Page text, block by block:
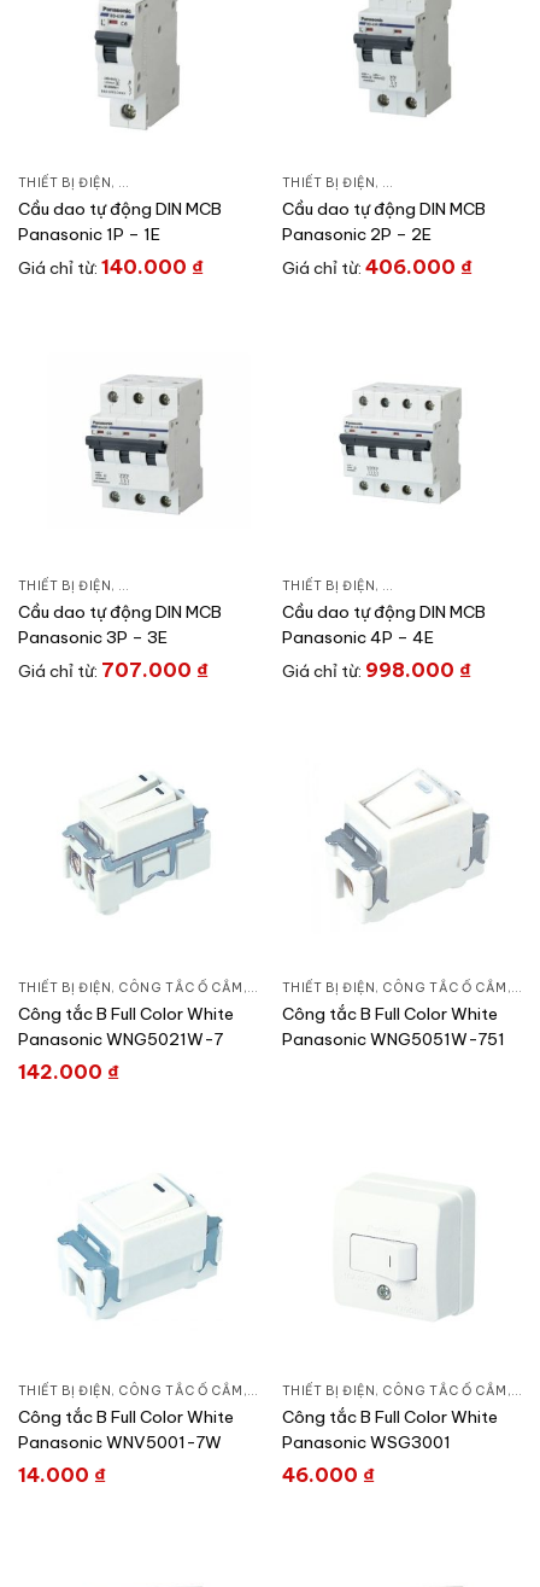
THIẾT BỊ ĐIỆN , CẦU DAO ĐÓNG NGẮT & PHỤ KIỆN ,CẦU DAO TỰ ĐỘNG DIN
Cầu dao tự động DIN MCB
Panasonic 1P – 1E
Giá chỉ từ: 140.000 ₫
THIẾT BỊ ĐIỆN , CẦU DAO ĐÓNG NGẮT
Cầu dao tự động DIN MCB
Panasonic 2P – 2E
Giá chỉ từ: 406.000 ₫
THIẾT BỊ ĐIỆN, CẦU DAO ĐÓNG NGẮT & PHỤ KIỆN,CẦU DAO TỰ ĐỘNG DIN
Cầu dao tự động DIN MCB
Panasonic 3P – 3E
Giá chỉ từ: 707.000 ₫
THIẾT BỊ ĐIỆN, CẦU DAO ĐÓNG NGẮT
Cầu dao tự động DIN MCB
Panasonic 4P – 4E
Giá chỉ từ: 998.000 ₫
THIẾT BỊ ĐIỆN , CÔNG TẮC Ổ CẮM , DÒNG FULL COLOR
Công tắc B Full Color White
Panasonic WNG5021W-7
142.000 ₫
THIẾT BỊ ĐIỆN , CÔNG TẮC Ổ CẮM ,
Công tắc B Full Color White
Panasonic WNG5051W-751
THIẾT BỊ ĐIỆN, CÔNG TẮC Ổ CẮM , DÒNG FULL COLOR
Công tắc B Full Color White
Panasonic WNV5001-7W
14.000 ₫
THIẾT BỊ ĐIỆN, CÔNG TẮC Ổ CẮM ,
Công tắc B Full Color White
Panasonic WSG3001
46.000 ₫